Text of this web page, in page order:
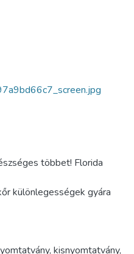
többet! Florida
különlegességek gyára
, kisnyomtatvány,